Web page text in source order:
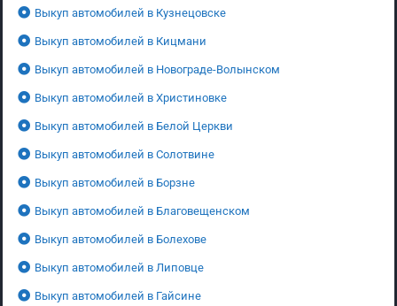
Выкуп автомобилей в Кузнецовске
Выкуп автомобилей в Кицмани
Выкуп автомобилей в Новограде-Волынском
Выкуп автомобилей в Христиновке
Выкуп автомобилей в Белой Церкви
Выкуп автомобилей в Солотвине
Выкуп автомобилей в Борзне
Выкуп автомобилей в Благовещенском
Выкуп автомобилей в Болехове
Выкуп автомобилей в Липовце
Выкуп автомобилей в Гайсине